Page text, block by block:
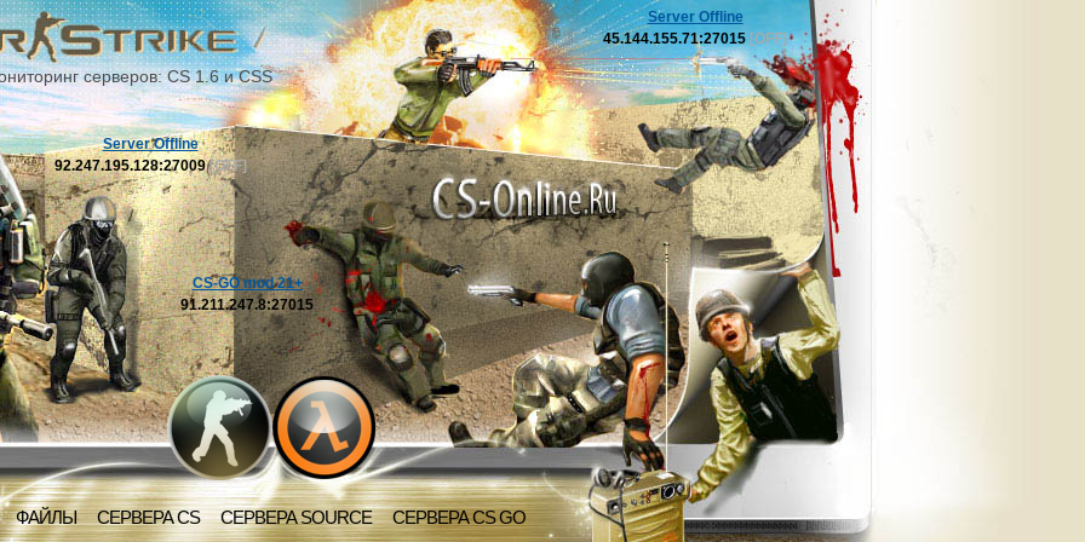
серверов: CS 1.6 и CSS
ФАЙЛЫ СЕРВЕРА CS СЕРВЕРА SOURCE СЕРВЕРА CS GO
Server Offline
92.247.195.128:27009[OFF]
CS-GO mod 21+
91.211.247.8:27015
Server Offline
45.144.155.71:27015 [OFF]